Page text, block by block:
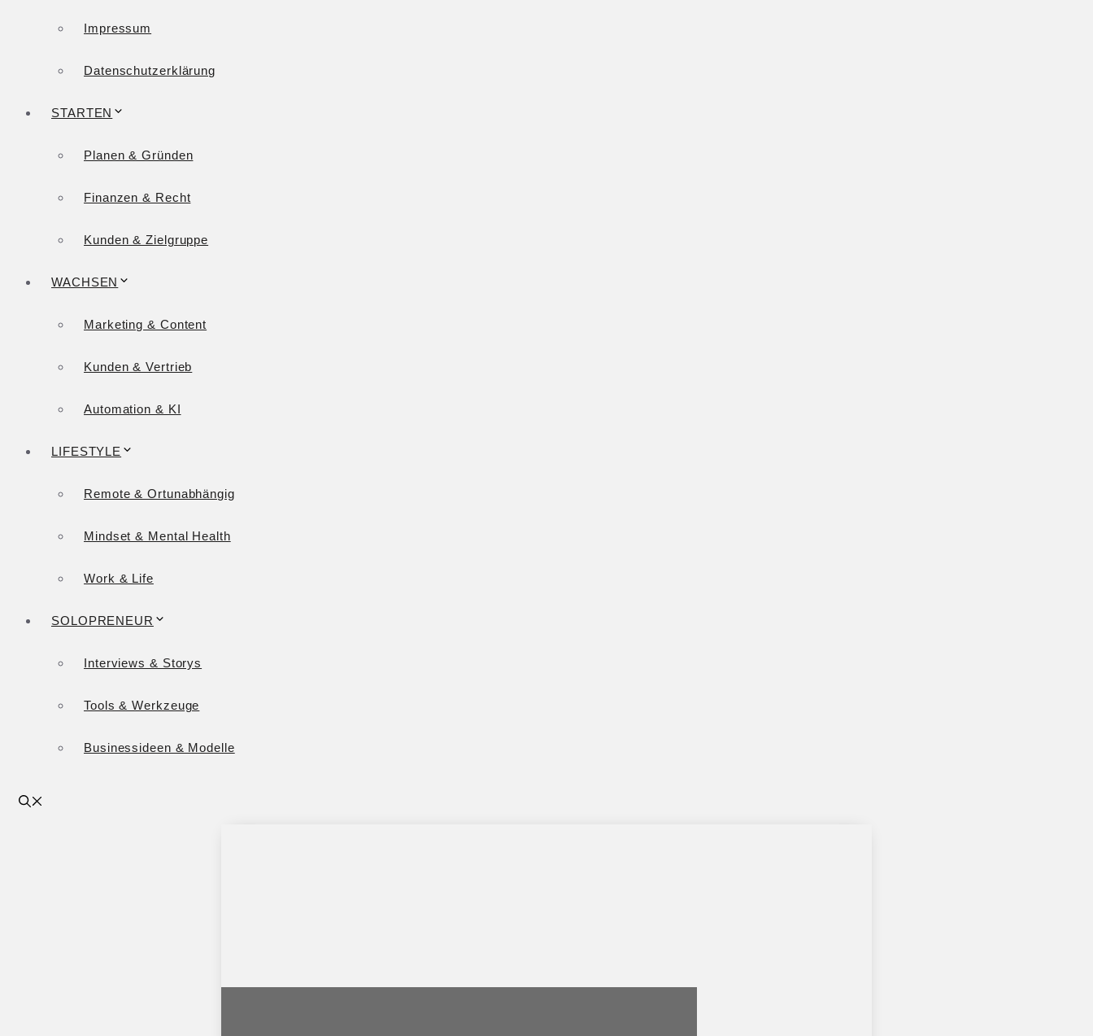
Impressum
Datenschutzerklärung
STARTEN
Planen & Gründen
Finanzen & Recht
Kunden & Zielgruppe
WACHSEN
Marketing & Content
Kunden & Vertrieb
Automation & KI
LIFESTYLE
Remote & Ortunabhängig
Mindset & Mental Health
Work & Life
SOLOPRENEUR
Interviews & Storys
Tools & Werkzeuge
Businessideen & Modelle